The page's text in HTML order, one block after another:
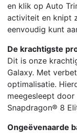
en klik op Auto
activiteit en knipt
eenvoudig kunt
De krachtigste
Dit is onze
Galaxy. Met
optimalisatie.
meegesleept
Snapdragon® 8
Ongeëvenaarde